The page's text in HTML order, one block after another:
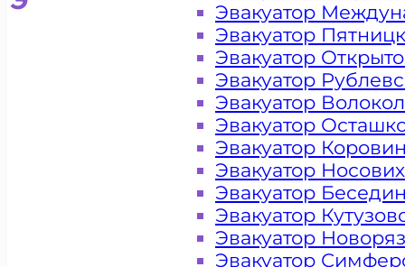
Эвакуатор
Эвакуатор
Эвакуатор
Эвакуатор
Эвакуатор
Эвакуатор
Эвакуатор
Эвакуатор
Эвакуатор
Эвакуатор
Эвакуатор
Эвакуатор